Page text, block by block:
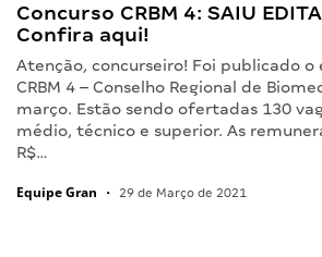
Concurso CRBM 4: SAIU
Confira aqui!
Atenção, concurseiro! Foi publicado
CRBM 4 – Conselho Regional de
março. Estão sendo ofertadas 130
médio, técnico e superior. As
R$…
Equipe Gran • 29 de Março de 2021